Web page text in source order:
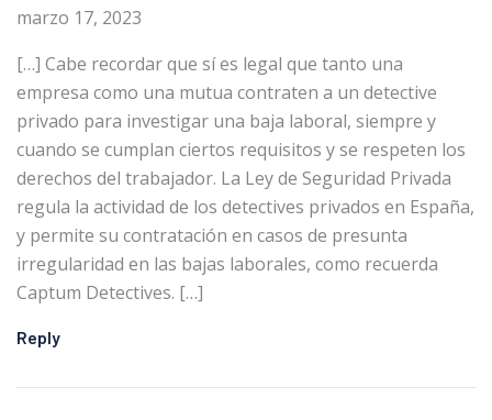
marzo 17, 2023
[…] Cabe recordar que sí es legal que tanto una
empresa como una mutua contraten a un detective
privado para investigar una baja laboral, siempre y
cuando se cumplan ciertos requisitos y se respeten los
derechos del trabajador. La Ley de Seguridad Privada
regula la actividad de los detectives privados en España,
y permite su contratación en casos de presunta
irregularidad en las bajas laborales, como recuerda
Captum Detectives. […]
Reply